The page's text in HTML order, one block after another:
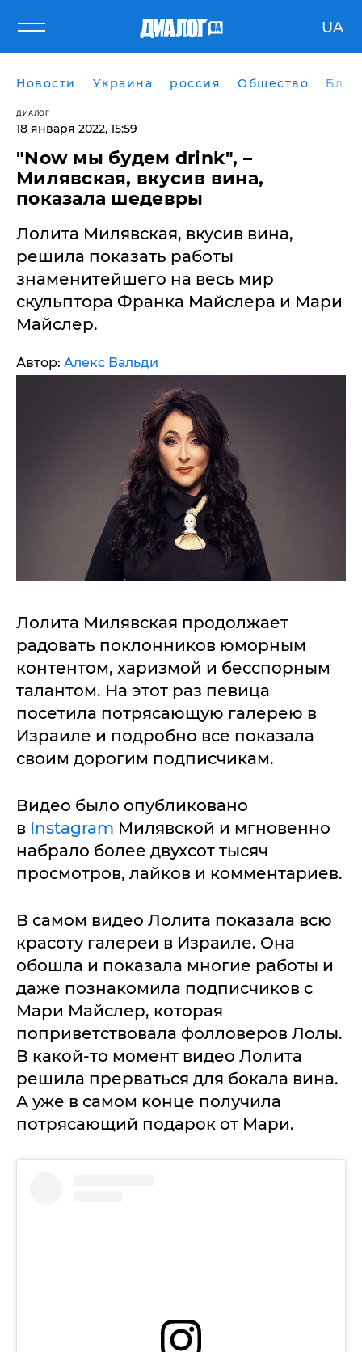
UA
Новости Украина россия Общество
ДИАЛОГ
18 января 2022, 15:59
"Now мы будем drink", –
Милявская, вкусив вина,
показала шедевры
Лолита Милявская, вкусив вина,
решила показать работы
знаменитейшего на весь мир
скульптора Франка Майслера и Мари
Майслер.
Автор: Алекс Вальди
Лолита Милявская продолжает
радовать поклонников юморным
контентом, харизмой и бесспорным
талантом. На этот раз певица
посетила потрясающую галерею в
Израиле и подробно все показала
своим дорогим подписчикам.
Видео было опубликовано
в Instagram Милявской и мгновенно
набрало более двухсот тысяч
просмотров, лайков и комментариев.
В самом видео Лолита показала всю
красоту галереи в Израиле. Она
обошла и показала многие работы и
даже познакомила подписчиков с
Мари Майслер, которая
поприветствовала фолловеров Лолы.
В какой-то момент видео Лолита
решила прерваться для бокала вина.
А уже в самом конце получила
потрясающий подарок от Мари.